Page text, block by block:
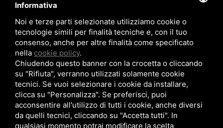
Informativa
Noi e terze parti selezionate utilizziamo cookie o
tecnologie simili per finalità tecniche e, con il tuo
consenso, anche per altre finalità come specificato
nella cookie policy.
Chiudendo questo banner con la crocetta o cliccando
su "Rifiuta", verranno utilizzati solamente cookie
tecnici. Se vuoi selezionare i cookie da installare,
clicca su "Personalizza". Se preferisci, puoi
acconsentire all'utilizzo di tutti i cookie, anche diversi
da quelli tecnici, cliccando su "Accetta tutti". In
qualsiasi momento potrai modificare la scelta
Via Maestri del Lavoro, 18
zona Roveri 2
40138 Bologna (Italy)
Privacy Policy Mappa del sito
© 2026 AIRUM SRL - P.Iva 02371101201